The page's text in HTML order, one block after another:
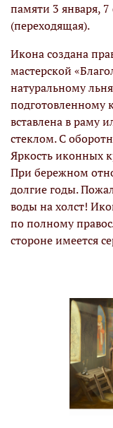
памяти 3 января,
(переходящая).
Икона создана
мастерской
натуральному
подготовленному
вставлена в раму
стеклом. С
Яркость иконных
При бережном
долгие годы.
воды на холст!
по полному
стороне имеется